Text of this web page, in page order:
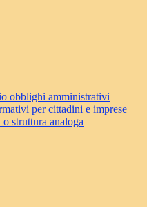
obblighi amministrativi
per cittadini e imprese
struttura analoga